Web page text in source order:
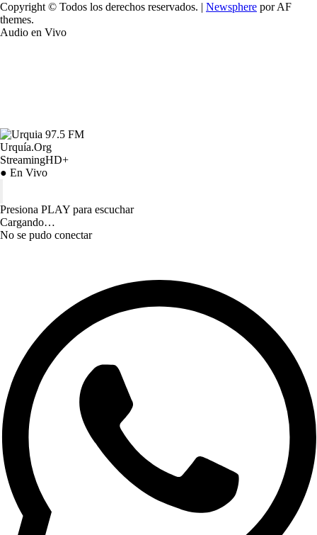
Copyright © Todos los derechos reservados. | Newsphere por AF
themes.
Audio en Vivo
Urquía.Org
StreamingHD+
● En Vivo
Presiona PLAY para escuchar
Cargando…
No se pudo conectar